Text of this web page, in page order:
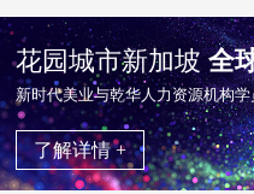
花园城市新加坡全
新时代美业与乾华⼈⼒资源机构
了解详情 +